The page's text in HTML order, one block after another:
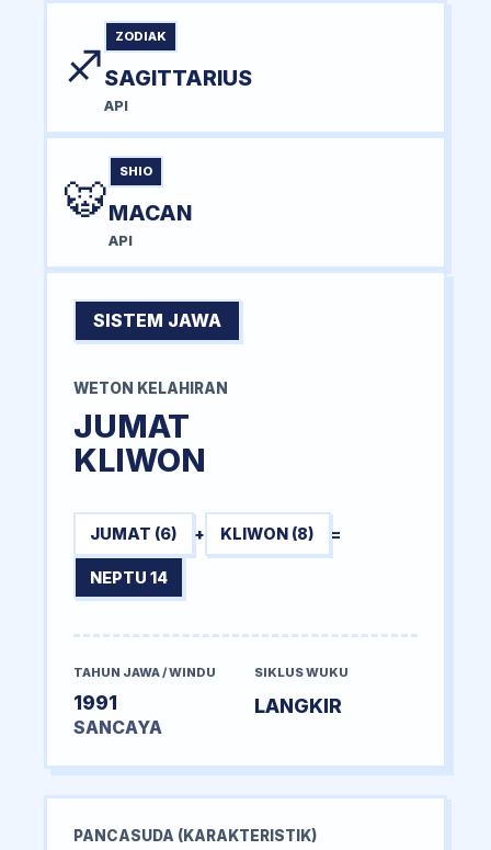
♐
ZODIAK
SAGITTARIUS
API
🐯
SHIO
MACAN
API
SISTEM JAWA
WETON KELAHIRAN
JUMAT
KLIWON
JUMAT (6) + KLIWON (8) =
NEPTU 14
TAHUN JAWA / WINDU
1991
SANCAYA
SIKLUS WUKU
LANGKIR
PANCASUDA (KARAKTERISTIK)